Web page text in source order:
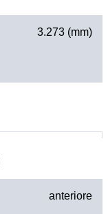
3.273 (mm)
anteriore